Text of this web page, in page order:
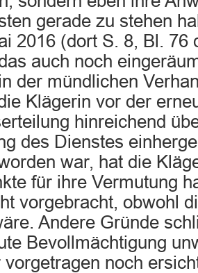
gerade zu stehen
2016 (dort S. 8, Bl. 76
auch noch
der mündlichen
Klägerin vor der
hinreichend
des Dienstes
war, hat die
für ihre Vermutung
vorgebracht, obwohl
Andere Gründe
Bevollmächtigung
vorgetragen noch